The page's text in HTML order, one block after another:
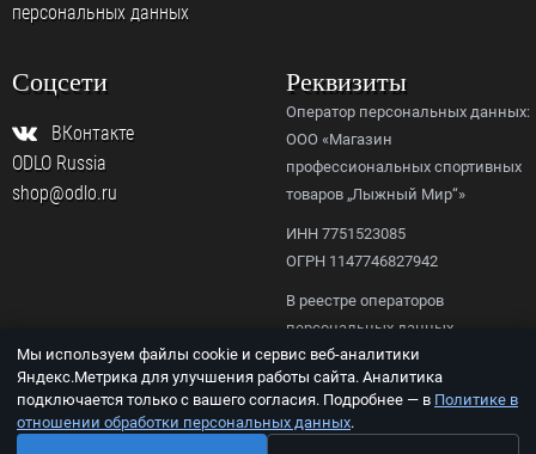
персональных данных
Соцсети
ВКонтакте
ODLO Russia
shop@odlo.ru
Реквизиты
Оператор персональных данных:
ООО «Магазин
профессиональных спортивных
товаров „Лыжный Мир“»
ИНН 7751523085
ОГРН 1147746827942
В реестре операторов
персональных данных
Роскомнадзора,
рег. № 77-23-156092.
Мы используем файлы cookie и сервис веб-аналитики
Яндекс.Метрика для улучшения работы сайта. Аналитика
подключается только с вашего согласия. Подробнее — в Политике в
отношении обработки персональных данных.